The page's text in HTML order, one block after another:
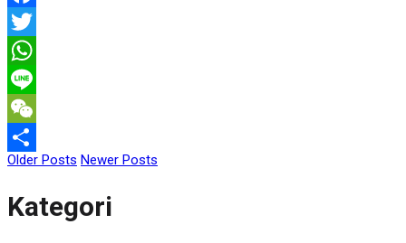
Facebook
Twitter
WhatsApp
Line
WeChat
Share
Older Posts Newer Posts
Kategori